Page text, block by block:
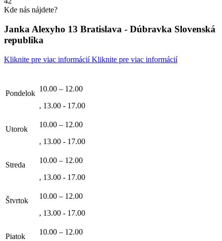
Kde nás nájdete?
Janka Alexyho 13 Bratislava - Dúbravka Slovenská
republika
Kliknite pre viac informáciíKliknite pre viac informácií
Pondelok
10.00 – 12.00
, 13.00 - 17.00
Utorok
10.00 – 12.00
, 13.00 - 17.00
Streda
10.00 – 12.00
, 13.00 - 17.00
Štvrtok
10.00 – 12.00
, 13.00 - 17.00
Piatok
10.00 – 12.00